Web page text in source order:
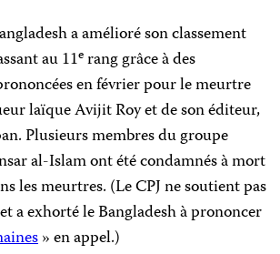
a amélioré son classement
au 11erang grâce à des
en février pour le meurtre
laïque Avijit Roy et de son éditeur,
Plusieurs membres du groupe
al-Islam ont été condamnés à mort
les meurtres. (Le CPJ ne soutient pas
a exhorté le Bangladesh à prononcer
» en appel.)